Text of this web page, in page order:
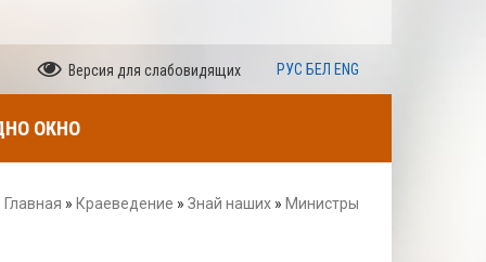
Версия для слабовидящих РУС БЕЛ ENG
ОКНО
Главная » Краеведение » Знай наших » Министры